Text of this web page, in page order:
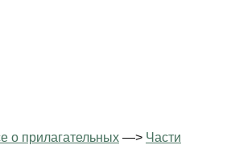
о прилагательных —> Части